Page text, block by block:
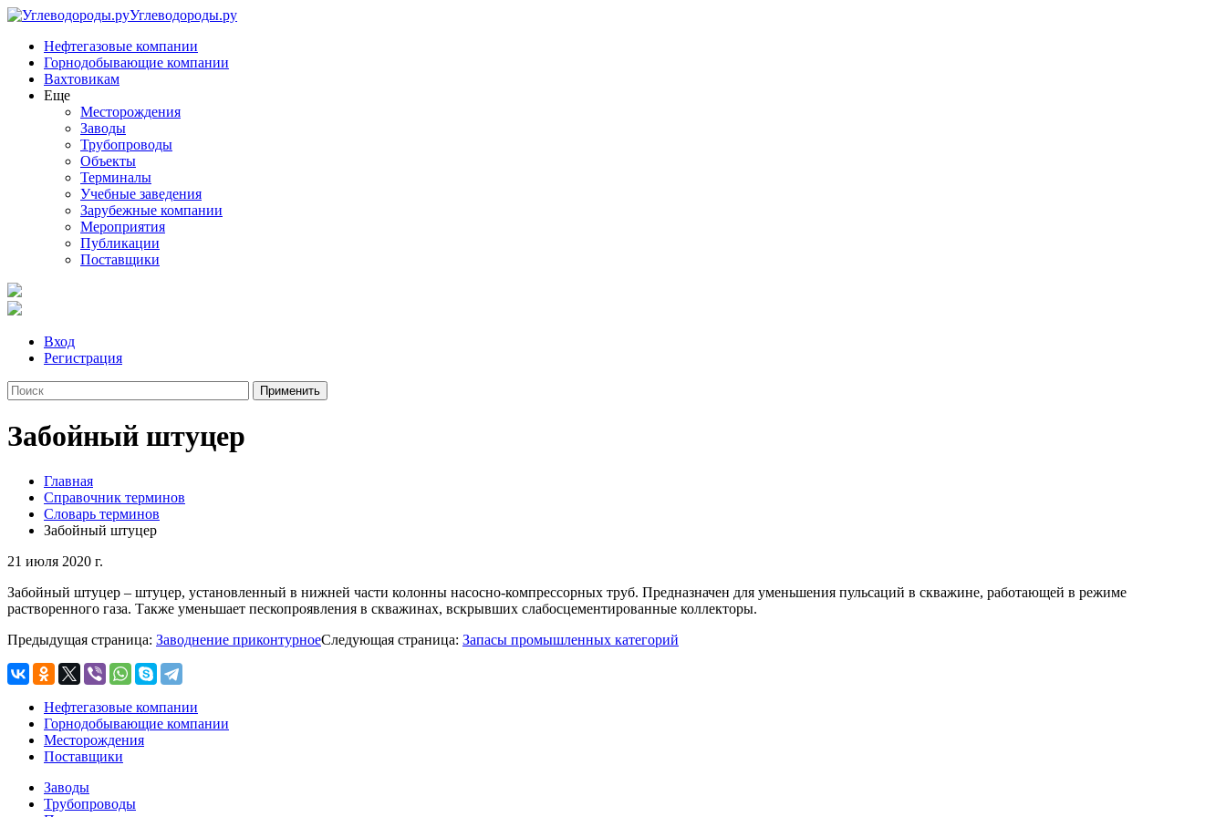
Углеводороды.ру
Нефтегазовые компании
Горнодобывающие компании
Вахтовикам
Еще
Месторождения
Заводы
Трубопроводы
Объекты
Терминалы
Учебные заведения
Зарубежные компании
Мероприятия
Публикации
Поставщики
Вход
Регистрация
Забойный штуцер
Главная
Справочник терминов
Словарь терминов
Забойный штуцер
21 июля 2020 г.
Забойный штуцер – штуцер, установленный в нижней части колонны насосно-компрессорных труб. Предназначен для уменьшения пульсаций в скважине, работающей в режиме
растворенного газа. Также уменьшает пескопроявления в скважинах, вскрывших слабосцементированные коллекторы.
Предыдущая страница: Заводнение приконтурноеСледующая страница: Запасы промышленных категорий
Нефтегазовые компании
Горнодобывающие компании
Месторождения
Поставщики
Заводы
Трубопроводы